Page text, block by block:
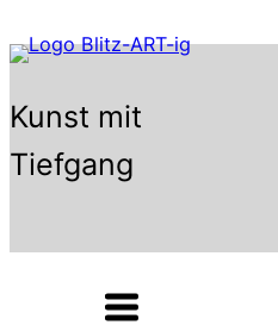
Inhalt
Kunst mit
Tiefgang